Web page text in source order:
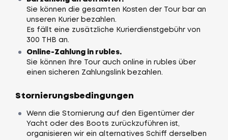
Sie können die gesamten Kosten der Tour bar an
unseren Kurier bezahlen.
Es fällt eine zusätzliche Kurierdienstgebühr von
300 THB an.
Online-Zahlung in rubles.
Sie können Ihre Tour auch online in rubles über
einen sicheren Zahlungslink bezahlen.
Stornierungsbedingungen
Wenn die Stornierung auf den Eigentümer der
Yacht oder des Boots zurückzuführen ist,
organisieren wir ein alternatives Schiff derselben